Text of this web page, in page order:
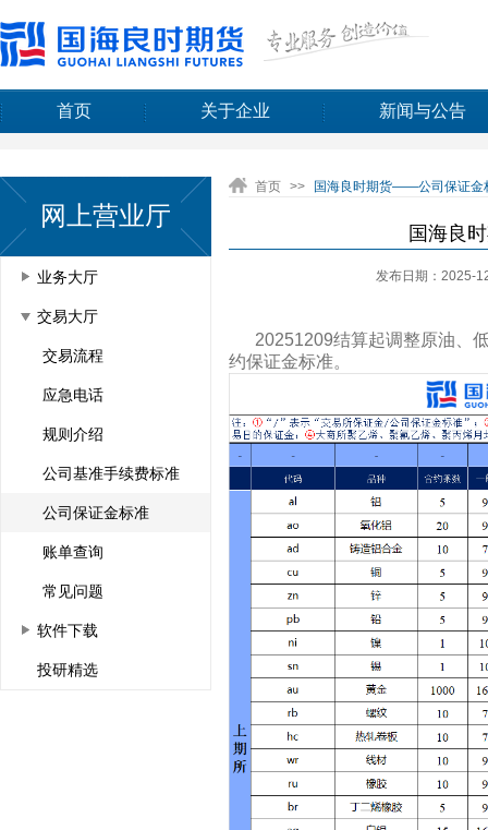
首页 关于企业 新闻与公告
网上营业厅
业务大厅
交易大厅
交易流程
应急电话
规则介绍
公司基准手续费标准
公司保证金标准
账单查询
常见问题
软件下载
投研精选
首页 >> 国海良时期货——公司保证金
国海良
发布日期：2025-
20251209结算起调整原油、低
约保证金标准。